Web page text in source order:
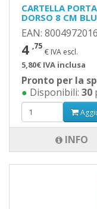
CARTELLA
DORSO 8 CM
EAN:
4 ,75
€ IVA escl.
5,80€ IVA inclusa
Pronto per la
● Disponibili: 30
INFO